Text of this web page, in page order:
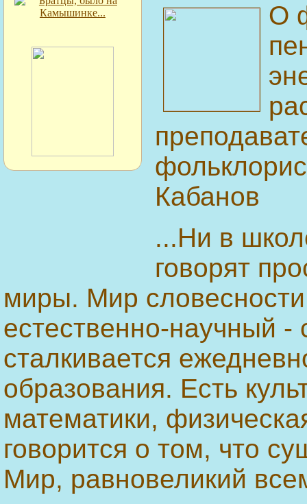
О
Кабанов
...Ни в
говорят
миры. Мир
естественно-научный -
сталкивается
образования. Есть
математики,
говорится о том, что
Мир, равновеликий